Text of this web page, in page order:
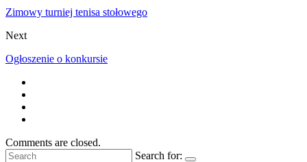
Zimowy turniej tenisa stołowego
Next
Ogłoszenie o konkursie
Comments are closed.
Search for: